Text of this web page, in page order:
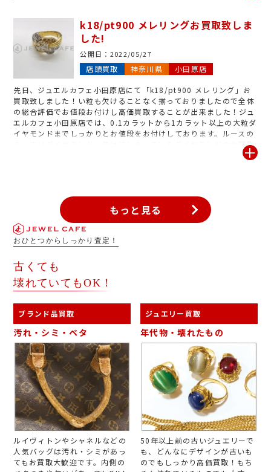
も高くお買取することが出来るため、気になるお品物御座いました
らジュエルカフェ小田原店の無料査定をご利用下さいませ！査定は
いつでも、何点でも無料で行っております◎
k18/pt900 メレリングお買取致しま
した!
公開日： 2022/05/27
店頭買取 神奈川県 小田原店
先日、ジュエルカフェ小田原店にて「k18/pt900 メレリング」お
買取致しました！い粒も欠けることなく揃っておりましたので全体
の総合評価でお値段お付けし高価買取することが出来ました！ジュ
エルカフェ小田原店では、0.1カラットから1カラット以上の大粒ダ
イヤモンドまでしっかりとお値段をお付けしております。ルースの
み・古いダイヤモンド・欠けてしまっているダイヤモンドのお買取
も行っておりますので、気になるお品物御座いましたら、是非ジュ
で、ご自宅にある方は忘れずにご持参下さい！査定のみ大歓迎で
もっと見る
おひとつからしっかり査定！
古くても
壊れていてもOK！
ブランド品買取
汚れ・シミ・ベタ
ルイヴィトンやシャネルなどの
人気バッグは汚れ・シミがあっ
てもお買取大歓迎です。内側の
ジュエリー買取
年代物・壊れたもの
50年以上前の古いジュエリーで
も、どんなにデザインが古いも
のでもしっかり高価買取！もち